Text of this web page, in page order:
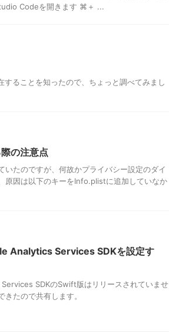
Codeを開きます ⌘＋ ...
ることを知ったので、ちょっと調べてみまし
の注意点
たのですが、何故かプライバシー設定のダイ
原因は以下のキーをInfo.plistに追加していなか
Analytics Services SDKを設定す
SDKのSwift版はリリースされていませ
たので共有します。